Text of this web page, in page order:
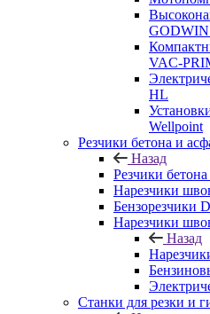
VAC-
HL
Wellpoint
Резчики бетона и
Назад
Резчики бетона
Нарезчики
Бензорезчики
Нарезчики
Назад
Станки для резки и